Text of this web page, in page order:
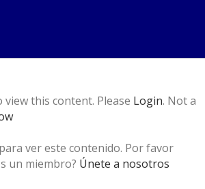
this content. Please Login. Not a
ver este contenido. Por favor
un miembro? Únete a nosotros